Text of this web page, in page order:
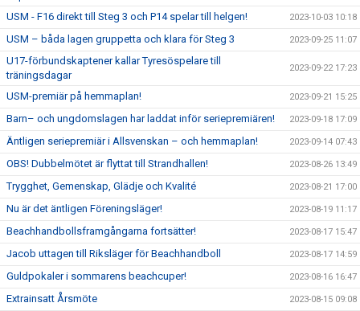
USM - F16 direkt till Steg 3 och P14 spelar till helgen! 2023-10-03 10:18
USM – båda lagen gruppetta och klara för Steg 3 2023-09-25 11:07
U17-förbundskaptener kallar Tyresöspelare till
träningsdagar
2023-09-22 17:23
USM-premiär på hemmaplan! 2023-09-21 15:25
Barn– och ungdomslagen har laddat inför seriepremiären! 2023-09-18 17:09
Äntligen seriepremiär i Allsvenskan – och hemmaplan! 2023-09-14 07:43
OBS! Dubbelmötet är flyttat till Strandhallen! 2023-08-26 13:49
Trygghet, Gemenskap, Glädje och Kvalité 2023-08-21 17:00
Nu är det äntligen Föreningsläger! 2023-08-19 11:17
Beachhandbollsframgångarna fortsätter! 2023-08-17 15:47
Jacob uttagen till Riksläger för Beachhandboll 2023-08-17 14:59
Guldpokaler i sommarens beachcuper! 2023-08-16 16:47
Extrainsatt Årsmöte 2023-08-15 09:08